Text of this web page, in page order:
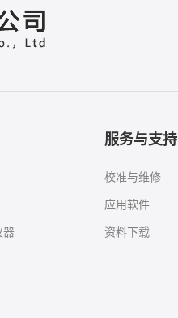
器
服务与支持
校准与维修
应用软件
资料下载